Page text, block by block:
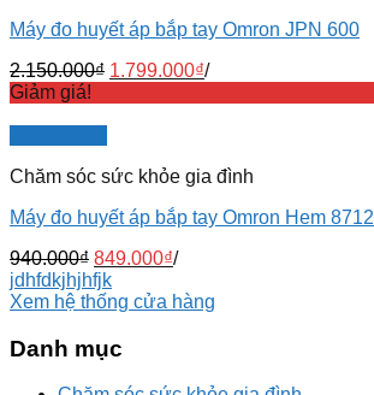
Máy đo huyết áp bắp tay Omron JPN 600
2.150.000₫ 1.799.000₫/
Giảm giá!
Chăm sóc sức khỏe gia đình
Máy đo huyết áp bắp tay Omron Hem 8712
940.000₫ 849.000₫/
jdhfdkjhjhfjk
Xem hệ thống cửa hàng
Danh mục